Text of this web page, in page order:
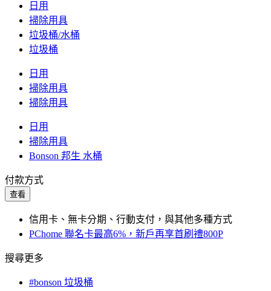
日用
掃除用具
垃圾桶/水桶
垃圾桶
日用
掃除用具
掃除用具
日用
掃除用具
Bonson 邦生 水桶
付款方式
查看
信用卡、無卡分期、行動支付，與其他多種方式
PChome 聯名卡最高6%，新戶再享首刷禮800P
搜尋更多
#bonson 垃圾桶